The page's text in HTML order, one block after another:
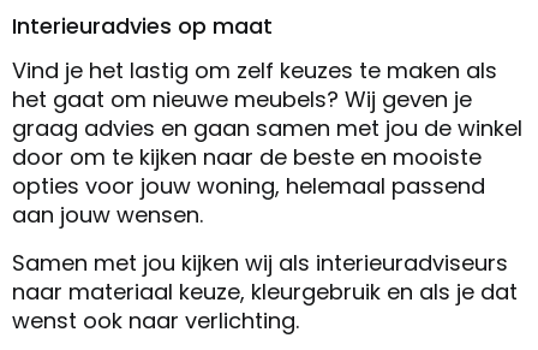
Interieuradvies op maat
Vind je het lastig om zelf keuzes te maken als
het gaat om nieuwe meubels? Wij geven je
graag advies en gaan samen met jou de winkel
door om te kijken naar de beste en mooiste
opties voor jouw woning, helemaal passend
aan jouw wensen.
Samen met jou kijken wij als interieuradviseurs
naar materiaal keuze, kleurgebruik en als je dat
wenst ook naar verlichting.